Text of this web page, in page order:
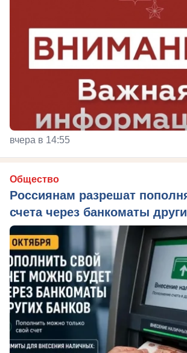
вчера в 14:55
Общество
Россиянам разрешат
счета через банкоматы